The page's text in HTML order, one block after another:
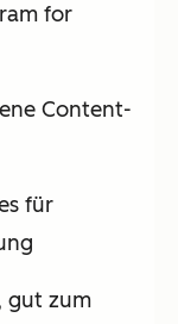
for
Content-
für
gut zum